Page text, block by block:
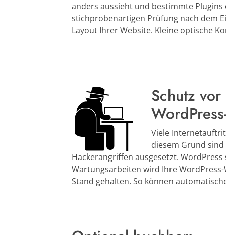
anders aussieht und bestimmte
stichprobenartigen Prüfung nach dem
Layout Ihrer Website. Kleine optische
Schutz
Viele
diesem Grund
Hackerangriffen ausgesetzt.
Wartungsarbeiten wird Ihre
Stand gehalten. So können